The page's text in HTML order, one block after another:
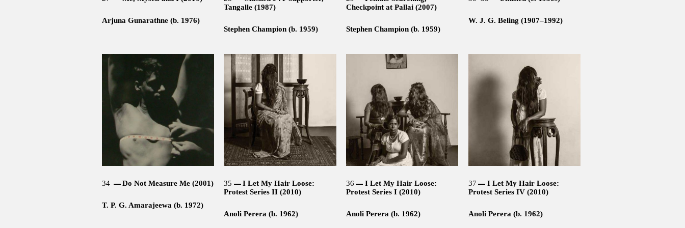
Arjuna Gunarathne (b. 1976)
Tangalle (1987)
Stephen Champion (b. 1959)
Checkpoint at Pallai (2007)
Stephen Champion (b. 1959)
W. J. G. Beling (1907–1992)
34 Do Not Measure Me (2001)
T. P. G. Amarajeewa (b. 1972)
35
I Let My Hair Loose:
Protest Series II (2010)
Anoli Perera (b. 1962)
36
I Let My Hair Loose:
Protest Series I (2010)
Anoli Perera (b. 1962)
37
I Let My Hair Loose:
Protest Series IV (2010)
Anoli Perera (b. 1962)